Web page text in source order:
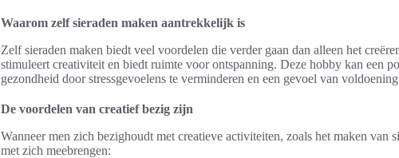
Waarom zelf sieraden maken aantrekkelijk is
Zelf sieraden maken biedt veel voordelen die verder gaan dan alleen het
stimuleert creativiteit en biedt ruimte voor ontspanning. Deze hobby kan een
gezondheid door stressgevoelens te verminderen en een gevoel van
De voordelen van creatief bezig zijn
Wanneer men zich bezighoudt met creatieve activiteiten, zoals het maken van
met zich meebrengen: